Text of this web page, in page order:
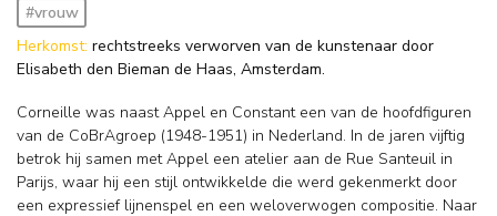
#vrouw
Herkomst: rechtstreeks verworven van de kunstenaar door
Elisabeth den Bieman de Haas, Amsterdam.
Corneille was naast Appel en Constant een van de hoofdfiguren
van de CoBrAgroep (1948-1951) in Nederland. In de jaren vijftig
betrok hij samen met Appel een atelier aan de Rue Santeuil in
Parijs, waar hij een stijl ontwikkelde die werd gekenmerkt door
een expressief lijnenspel en een weloverwogen compositie. Naar